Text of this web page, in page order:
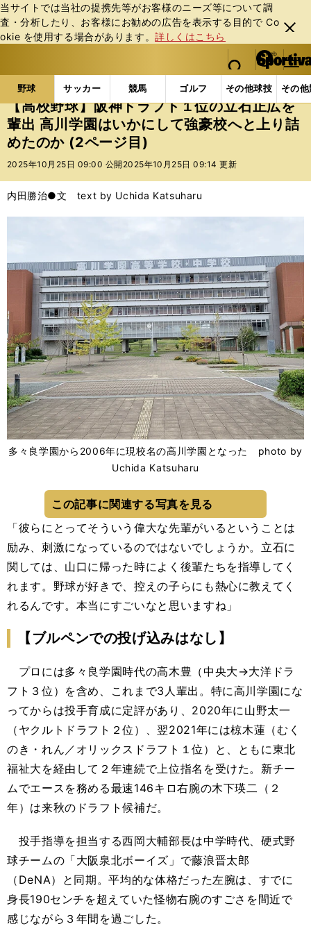
当サイトでは当社の提携先等がお客様のニーズ等について調
査・分析したり、お客様にお勧めの広告を表⽰する⽬的で Co
okie を使⽤する場合があります。詳しくはこちら
閉じ
る
web Sportiva (webスポルティーバ)
検索
マイペ
ー
ジ
メニュ
野球 サッカー 競馬 ゴルフ その他球技 その
b
ス
ポ
ル
テ
ー
バ
野球の記事一覧 高校野球他 【高校野球】阪神ドラ
【高校野球】阪神ドラフト１位の立石正広を
輩出 高川学園はいかにして強豪校へと上り詰
めたのか (2ページ目)
2025年10月25日 09:00 公開 2025年10月25日 09:14 更新
内田勝治●文 text by Uchida Katsuharu
多々良学園から2006年に現校名の高川学園となった photo by
Uchida Katsuharu
この記事に関連する写真を見る
「彼らにとってそういう偉大な先輩がいるということは
励み、刺激になっているのではないでしょうか。立石に
関しては、山口に帰った時によく後輩たちを指導してく
れます。野球が好きで、控えの子らにも熱心に教えてく
れるんです。本当にすごいなと思いますね」
【ブルペンでの投げ込みはなし】
プロには多々良学園時代の高木豊（中央大→大洋ドラ
フト３位）を含め、これまで3人輩出。特に高川学園にな
ってからは投手育成に定評があり、2020年に山野太一
（ヤクルトドラフト２位）、翌2021年には椋木蓮（むく
のき・れん／オリックスドラフト１位）と、ともに東北
福祉大を経由して２年連続で上位指名を受けた。新チー
ムでエースを務める最速146キロ右腕の木下瑛二（２
年）は来秋のドラフト候補だ。
投手指導を担当する西岡大輔部長は中学時代、硬式野
球チームの「大阪泉北ボーイズ」で藤浪晋太郎
（DeNA）と同期。平均的な体格だった左腕は、すでに
身長190センチを超えていた怪物右腕のすごさを間近で
感じながら３年間を過ごした。